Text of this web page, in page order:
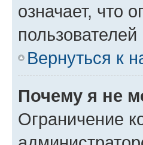
означает, что
Вернуться к
Почему я не
Ограничение